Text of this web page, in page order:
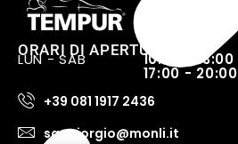
ORARI DI APERTURA:
LUN - SAB 10:00 - 13:00
17:00 - 20:00
+39 081 1917 2436
sangiorgio@monli.it